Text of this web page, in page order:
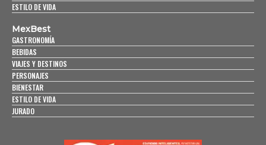
ESTILO DE VIDA
MexBest
GASTRONOMÍA
BEBIDAS
VIAJES Y DESTINOS
PERSONAJES
BIENESTAR
ESTILO DE VIDA
JURADO